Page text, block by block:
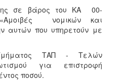
σε βάρος του ΚΑ 00-
νομικών και
αυτών που υπηρετούν με
ΤΑΠ - Τελών
για επιστροφή
ποσού.